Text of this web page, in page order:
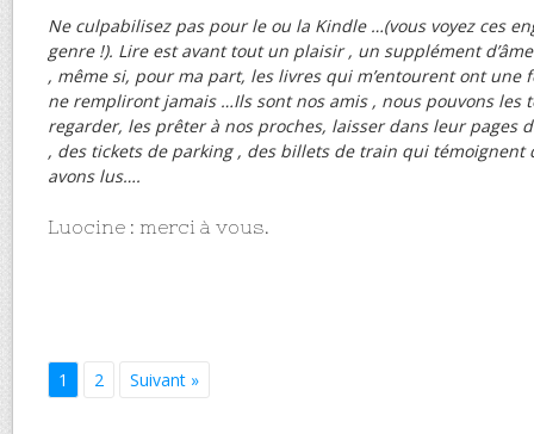
Ne culpabilisez pas pour le ou la Kindle …(vous voyez ces
genre !). Lire est avant tout un plaisir , un supplément
, même si, pour ma part, les livres qui m’entourent ont une
ne rempliront jamais …Ils sont nos amis , nous pouvons les
regarder, les prêter à nos proches, laisser dans leur pages
, des tickets de parking , des billets de train qui témoignent
avons lus….
Luocine : merci à vous.
1 2 Suivant »